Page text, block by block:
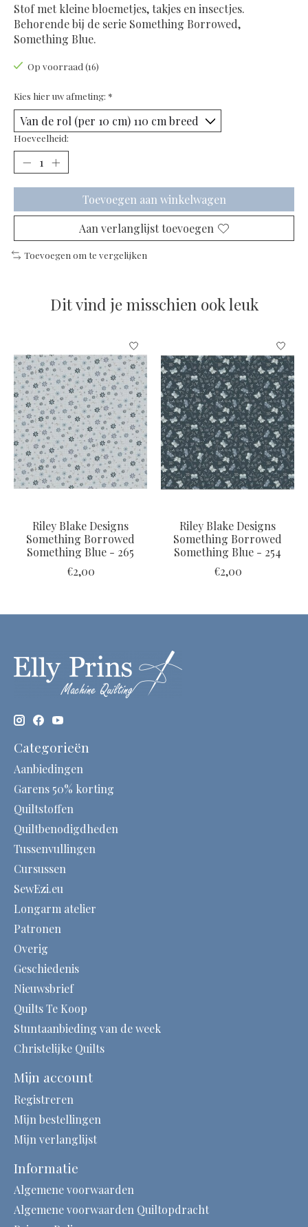
Stof met kleine bloemetjes, takjes en insectjes.
Behorende bij de serie Something Borrowed,
Something Blue.
Op voorraad (16)
Kies hier uw afmeting: *
Hoeveelheid:
Toevoegen aan winkelwagen
Aan verlanglijst toevoegen
Toevoegen om te vergelijken
Dit vind je misschien ook leuk
Items van productcarrousel
Riley Blake Designs
Something Borrowed
Something Blue - 265
€2,00
Riley Blake Designs
Something Borrowed
Something Blue - 254
€2,00
Categorieën
Aanbiedingen
Garens 50% korting
Quiltstoffen
Quiltbenodigdheden
Tussenvullingen
Cursussen
SewEzi.eu
Longarm atelier
Patronen
Overig
Geschiedenis
Nieuwsbrief
Quilts Te Koop
Stuntaanbieding van de week
Christelijke Quilts
Mijn account
Registreren
Mijn bestellingen
Mijn verlanglijst
Informatie
Algemene voorwaarden
Algemene voorwaarden Quiltopdracht